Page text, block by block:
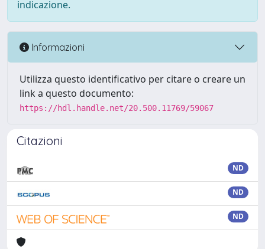
indicazione.
Informazioni
Utilizza questo identificativo per citare o creare un
link a questo documento:
https://hdl.handle.net/20.500.11769/59067
Citazioni
ND
ND
ND